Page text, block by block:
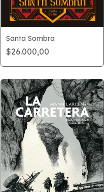
Santa Sombra
$26.000,00